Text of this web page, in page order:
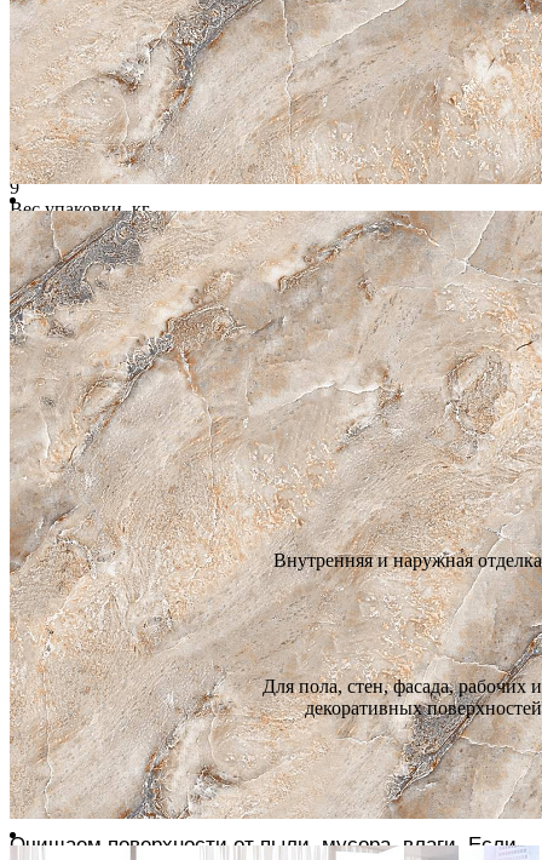
Характеристики
Длина, мм
600
Ширина, мм
600
Размер
60х60
Толщина, мм
9
Вес упаковки, кг
28
Страна
Индия
Цвет
Коричневый
Рисунок
Дизайнерское исполнение камня
Форма
Квадрат
Поверхность
Глянцевая гладкая
Ректификат
Да
Помещение
Внутренняя и наружная отделка
Морозоустойчивость
Морозостойкая
Назначение
Для пола, стен, фасада, рабочих и
декоративных поверхностей
Инструкции по монтажу
ОСНОВНЫЕ ПРИНЦИПЫ УКЛАДКИ
ПОДГОТОВКА
Очищаем поверхности от пыли, мусора, влаги. Если